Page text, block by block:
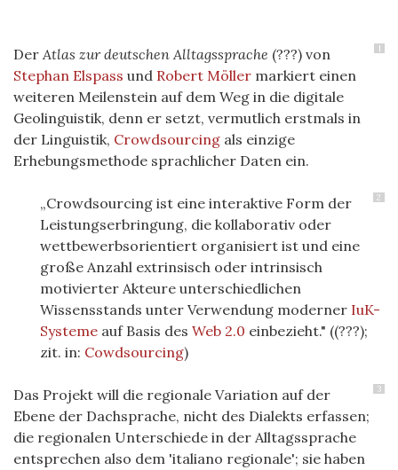
1
DerAtlas zur deutschen Alltagssprache (???) von
Stephan Elspass und Robert Möller markiert einen
weiteren Meilenstein auf dem Weg in die digitale
Geolinguistik, denn er setzt, vermutlich erstmals in
der Linguistik, Crowdsourcing als einzige
Erhebungsmethode sprachlicher Daten ein.
2
„Crowdsourcing ist eine interaktive Form der
Leistungserbringung, die kollaborativ oder
wettbewerbsorientiert organisiert ist und eine
große Anzahl extrinsisch oder intrinsisch
motivierter Akteure unterschiedlichen
Wissensstands unter Verwendung moderner IuK-
Systeme auf Basis des Web 2.0 einbezieht." ((???);
zit. in: Cowdsourcing)
3
Das Projekt will die regionale Variation auf der
Ebene der Dachsprache, nicht des Dialekts erfassen;
die regionalen Unterschiede in der Alltagssprache
entsprechen also dem 'italiano regionale'; sie haben